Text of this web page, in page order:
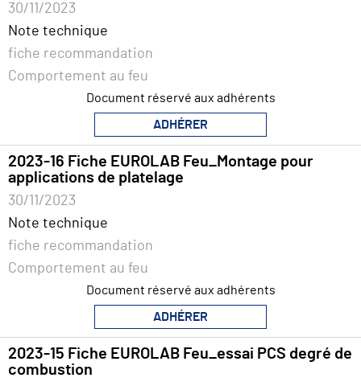
30/11/2023
Note technique
fiche recommandation
Comportement au feu
Document réservé aux adhérents
ADHÉRER
2023-16 Fiche EUROLAB Feu_Montage pour
applications de platelage
30/11/2023
Note technique
fiche recommandation
Comportement au feu
Document réservé aux adhérents
ADHÉRER
2023-15 Fiche EUROLAB Feu_essai PCS degré de
combustion